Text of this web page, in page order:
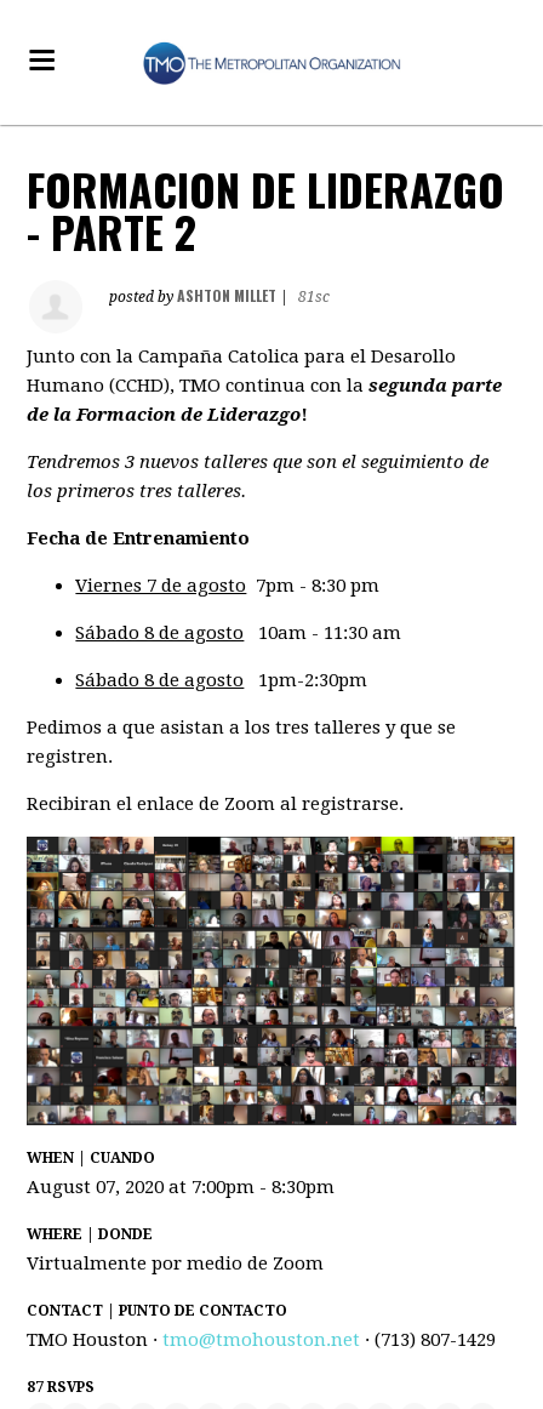
FORMACION DE LIDERAZGO
- PARTE 2
posted byASHTON MILLET 81sc
Junto con la Campaña Catolica para el Desarollo
Humano (CCHD), TMO continua con la segunda parte
de la Formacion de Liderazgo!
Tendremos 3 nuevos talleres que son el seguimiento de
los primeros tres talleres.
Fecha de Entrenamiento
Viernes 7 de agosto 7pm - 8:30 pm
Sábado 8 de agosto 10am - 11:30 am
Sábado 8 de agosto 1pm-2:30pm
Pedimos a que asistan a los tres talleres y que se
registren.
Recibiran el enlace de Zoom al registrarse.
WHEN | CUANDO
August 07, 2020 at 7:00pm - 8:30pm
WHERE | DONDE
Virtualmente por medio de Zoom
CONTACT | PUNTO DE CONTACTO
TMO Houston ·tmo@tmohouston.net · (713) 807-1429
87 RSVPS